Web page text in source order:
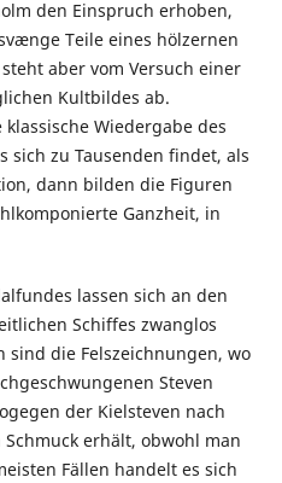
den Einspruch erhoben,
Teile eines hölzernen
aber vom Versuch einer
Kultbildes ab.
Wiedergabe des
sich zu Tausenden findet, als
dann bilden die Figuren
Ganzheit, in
lassen sich an den
Schiffes zwanglos
sind die Felszeichnungen, wo
Steven
der Kielsteven nach
erhält, obwohl man
Fällen handelt es sich